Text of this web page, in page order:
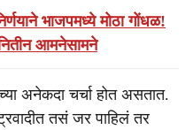
भाजपमध्ये मोठा गोंधळ!
आमनेसामने
अनेकदा चर्चा होत असतात.
तसं जर पाहिलं तर